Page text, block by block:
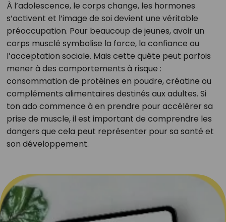
À l’adolescence, le corps change, les hormones
s’activent et l’image de soi devient une véritable
préoccupation. Pour beaucoup de jeunes, avoir un
corps musclé symbolise la force, la confiance ou
l’acceptation sociale. Mais cette quête peut parfois
mener à des comportements à risque :
consommation de protéines en poudre, créatine ou
compléments alimentaires destinés aux adultes. Si
ton ado commence à en prendre pour accélérer sa
prise de muscle, il est important de comprendre les
dangers que cela peut représenter pour sa santé et
son développement.